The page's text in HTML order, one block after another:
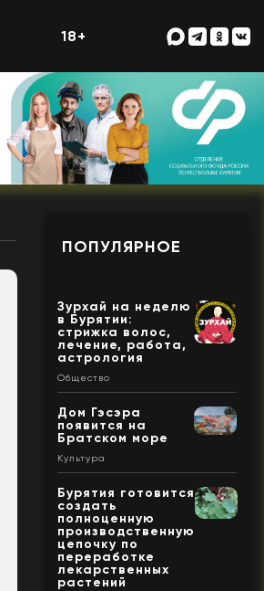
18+
ПОПУЛЯРНОЕ
Зурхай на неделю
в Бурятии:
стрижка волос,
лечение, работа,
астрология
Общество
Дом Гэсэра
появится на
Братском море
Культура
Бурятия готовится
создать
полноценную
производственную
цепочку по
переработке
лекарственных
растений